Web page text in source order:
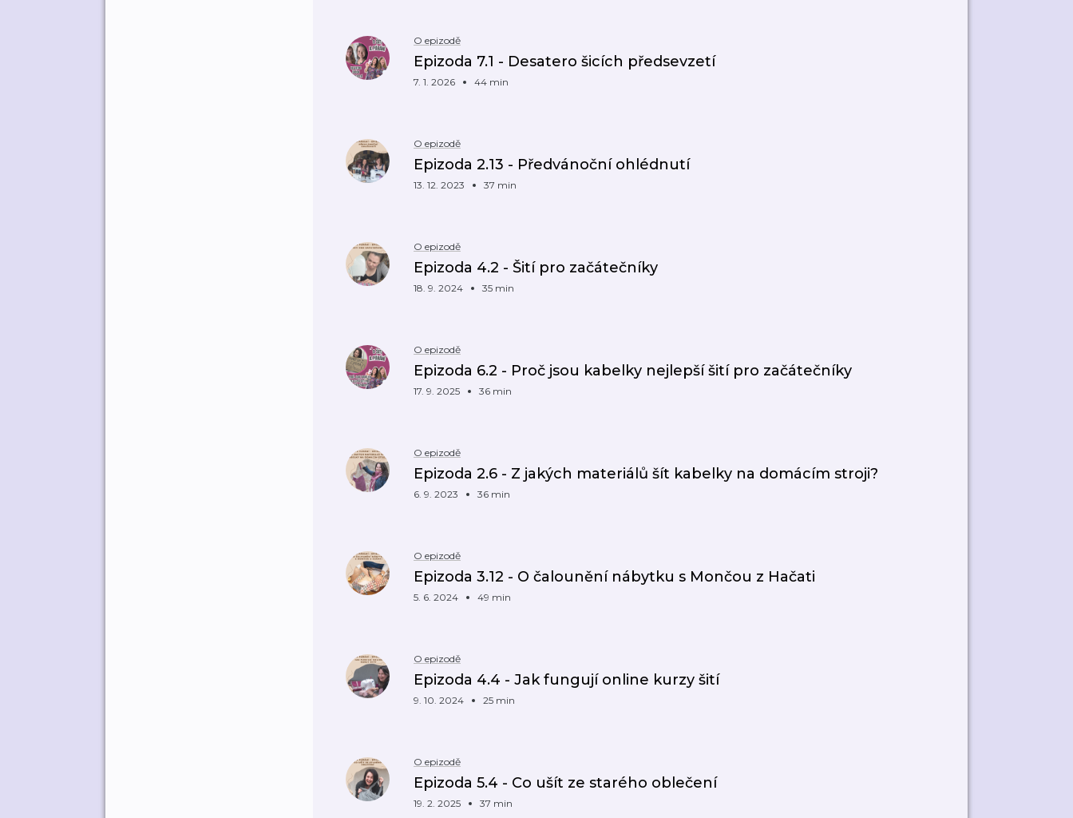
O epizodě
Epizoda 7.1 - Desatero šicích předsevzetí
7. 1. 2026 44 min
O epizodě
Epizoda 2.13 - Předvánoční ohlédnutí
13. 12. 2023 37 min
O epizodě
Epizoda 4.2 - Šití pro začátečníky
18. 9. 2024 35 min
O epizodě
Epizoda 6.2 - Proč jsou kabelky nejlepší šití pro začátečníky
17. 9. 2025 36 min
O epizodě
Epizoda 2.6 - Z jakých materiálů šít kabelky na domácím stroji?
6. 9. 2023 36 min
O epizodě
Epizoda 3.12 - O čalounění nábytku s Mončou z Hačati
5. 6. 2024 49 min
O epizodě
Epizoda 4.4 - Jak fungují online kurzy šití
9. 10. 2024 25 min
O epizodě
Epizoda 5.4 - Co ušít ze starého oblečení
19. 2. 2025 37 min